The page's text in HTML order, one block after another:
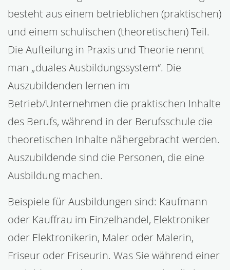
besteht aus einem betrieblichen (praktischen)
und einem schulischen (theoretischen) Teil.
Die Aufteilung in Praxis und Theorie nennt
man „duales Ausbildungssystem“. Die
Auszubildenden lernen im
Betrieb/Unternehmen die praktischen Inhalte
des Berufs, während in der Berufsschule die
theoretischen Inhalte nähergebracht werden.
Auszubildende sind die Personen, die eine
Ausbildung machen.
Beispiele für Ausbildungen sind: Kaufmann
oder Kauffrau im Einzelhandel, Elektroniker
oder Elektronikerin, Maler oder Malerin,
Friseur oder Friseurin. Was Sie während einer